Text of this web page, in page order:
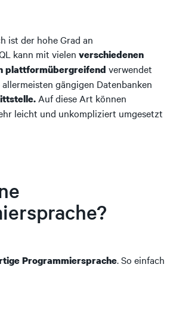
ist der hohe Grad an
kann mit vielen verschiedenen
plattformübergreifend verwendet
gängigen Datenbanken
Auf diese Art können
leicht und unkompliziert umgesetzt
Programmiersprache. So einfach